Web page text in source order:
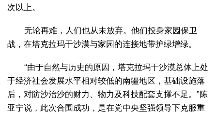
次以上。
无论再难，人们也从未放弃。他们投身家园保卫
战，在塔克拉玛干沙漠与家园的连接地带护绿增绿。
“由于自然与历史的原因，塔克拉玛干沙漠总体上处
于经济社会发展水平相对较低的南疆地区，基础设施落
后，对防沙治沙的财力、物力及科技配套支撑不足。”陈
亚宁说，此次合围成功，是在党中央坚强领导下克服重